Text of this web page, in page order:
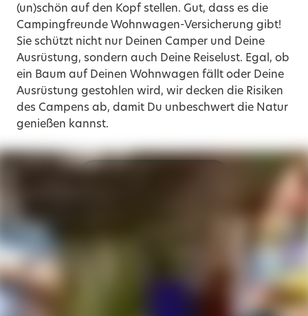
(un)schön auf den Kopf stellen. Gut, dass es die
Campingfreunde Wohnwagen-Versicherung gibt!
Sie schützt nicht nur Deinen Camper und Deine
Ausrüstung, sondern auch Deine Reiselust. Egal, ob
ein Baum auf Deinen Wohnwagen fällt oder Deine
Ausrüstung gestohlen wird, wir decken die Risiken
des Campens ab, damit Du unbeschwert die Natur
genießen kannst.